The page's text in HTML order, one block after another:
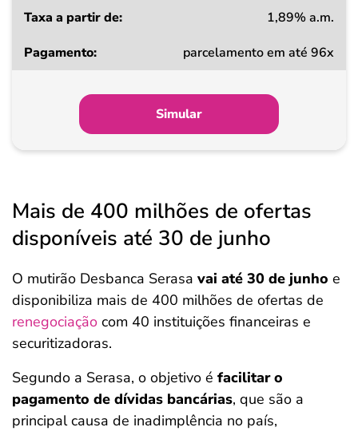
1,89% a.m.
parcelamento em até 96x
Simular
Mais de 400 milhões de ofertas
disponíveis até 30 de junho
O mutirão Desbanca Serasa vai até 30 de junho e
disponibiliza mais de 400 milhões de ofertas de
renegociação com 40 instituições financeiras e
securitizadoras.
Segundo a Serasa, o objetivo é facilitar o
pagamento de dívidas bancárias, que são a
principal causa de inadimplência no país,